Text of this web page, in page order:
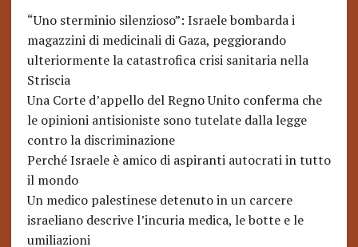
“Uno sterminio silenzioso”: Israele bombarda i
magazzini di medicinali di Gaza, peggiorando
ulteriormente la catastrofica crisi sanitaria nella
Striscia
Una Corte d’appello del Regno Unito conferma che
le opinioni antisioniste sono tutelate dalla legge
contro la discriminazione
Perché Israele è amico di aspiranti autocrati in tutto
il mondo
Un medico palestinese detenuto in un carcere
israeliano descrive l’incuria medica, le botte e le
umiliazioni